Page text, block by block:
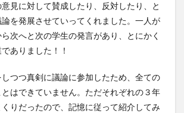
見に対して賛成したり、反対したり、と
を発展させていってくれました。一人が
次へと次の学生の発言があり、とにかく
ありました！！
つつ真剣に議論に参加したため、全ての
はできていません。ただそれぞれの３年
りだったので、記憶に従って紹介してみ